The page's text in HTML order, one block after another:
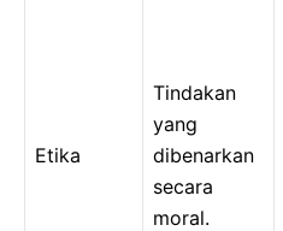
Etika
Tindakan
yang
dibenarkan
secara
moral.